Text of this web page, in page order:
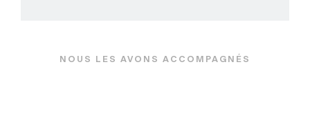
NOUS LES AVONS ACCOMPAGNÉS